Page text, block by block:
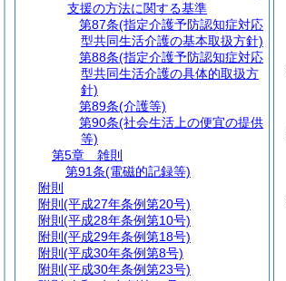
支援の方法に関する基準
第87条(指定介護予防認知症対応
型共同生活介護の基本取扱方針)
第88条(指定介護予防認知症対応
型共同生活介護の具体的取扱方
針)
第89条(介護等)
第90条(社会生活上の便宜の提供
等)
第5章
雑則
第91条(電磁的記録等)
附則
附則 (平成27年条例第20号)
附則 (平成28年条例第10号)
附則 (平成29年条例第18号)
附則 (平成30年条例第8号)
附則 (平成30年条例第23号)